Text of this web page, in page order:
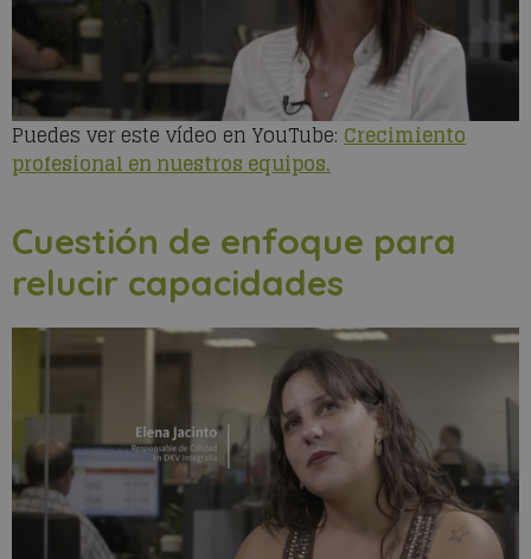
Puedes ver este vídeo en YouTube: Crecimiento
profesional en nuestros equipos.
Cuestión de enfoque para
relucir capacidades